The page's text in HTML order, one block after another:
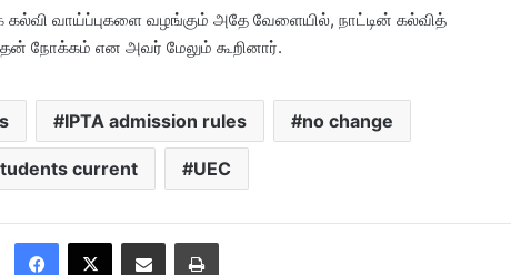
வாய்ப்புகளை வழங்கும் அதே வேளையில், நாட்டின் கல்வித்
நோக்கம் என அவர் மேலும் கூறினார்.
IPTA admission rules no change
current UEC